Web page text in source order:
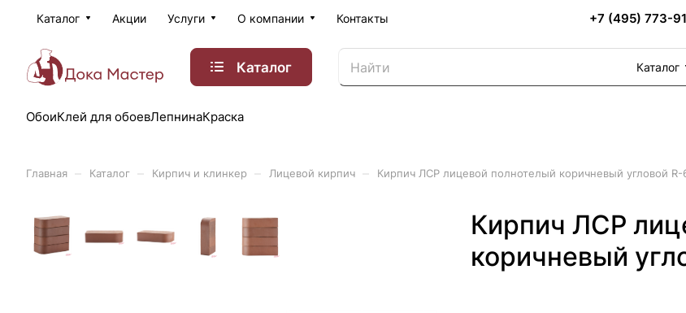
Каталог Акции Услуги О компании Контакты +7 (495) 773-
Каталог
Каталог
ОбоиКлей для обоевЛепнинаКраска
Главная Каталог Кирпич и клинкер Лицевой кирпич Кирпич ЛСР лицевой полнотелый коричневый угловой R-
Кирпич ЛСР
коричневый